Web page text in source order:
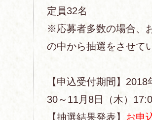
定員32名
※応募者多数の場合、
の中から抽選をさせて
【申込受付期間】
30～11月8日（木）
【抽選結果発表】 お申